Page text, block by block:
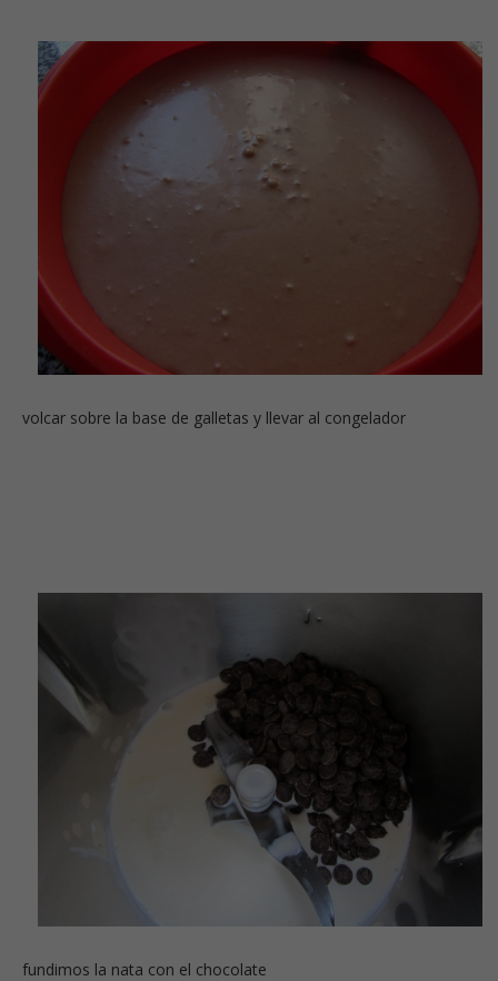
volcar sobre la base de galletas y llevar al congelador
fundimos la nata con el chocolate